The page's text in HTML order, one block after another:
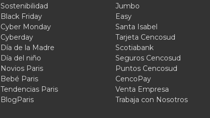
Sostenibilidad
Black Friday
Cyber Monday
Cyberday
Día de la Madre
Día del niño
Novios Paris
Bebé Paris
Tendencias Paris
BlogParis
Jumbo
Easy
Santa Isabel
Tarjeta Cencosud
Scotiabank
Seguros Cencosud
Puntos Cencosud
CencoPay
Venta Empresa
Trabaja con Nosotros